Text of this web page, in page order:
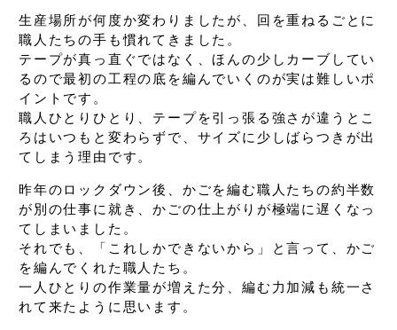
生産場所が何度か変わりましたが、 回を重ねるごとに
職人たちの手も慣れてきました。
テープが真っ直ぐではなく、ほんの少しカーブしてい
るので最初の工程の底を編んでいくのが実は難しいポ
イントです。
職人ひとりひとり、 テープを引っ張る強さが違うとこ
ろはいつもと変わらずで、 サイズに少しばらつきが出
てしまう理由です。
昨年のロックダウン後、 かごを編む職人たちの約半数
が別の仕事に就き、かごの仕上がりが極端に遅くなっ
てしまいました。
それでも、「これしかできないから」と言って、 かご
を編んでくれた職人たち。
一人ひとりの作業量が増えた分、 編む力加減も統一さ
れて来たように思います。